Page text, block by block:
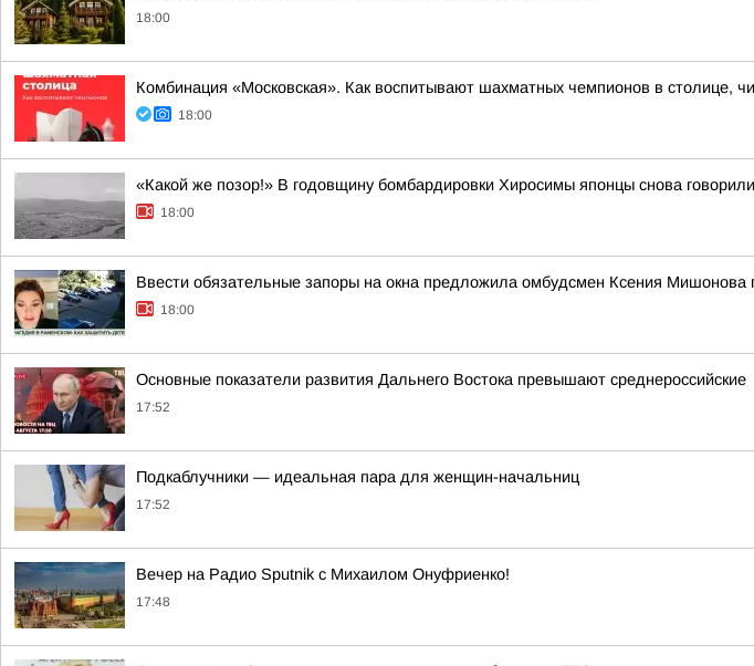
18:00
Комбинация «Московская». Как воспитывают шахматных чемпионов в столице,
18:00
«Какой же позор!» В годовщину бомбардировки Хиросимы японцы снова
18:00
Ввести обязательные запоры на окна предложила омбудсмен Ксения Мишонова
18:00
Основные показатели развития Дальнего Востока превышают среднероссийские
17:52
Подкаблучники — идеальная пара для женщин-начальниц
17:52
Вечер на Радио Sputnik с Михаилом Онуфриенко!
17:48